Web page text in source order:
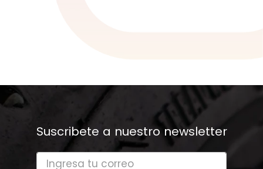
Suscribete a nuestro newsletter